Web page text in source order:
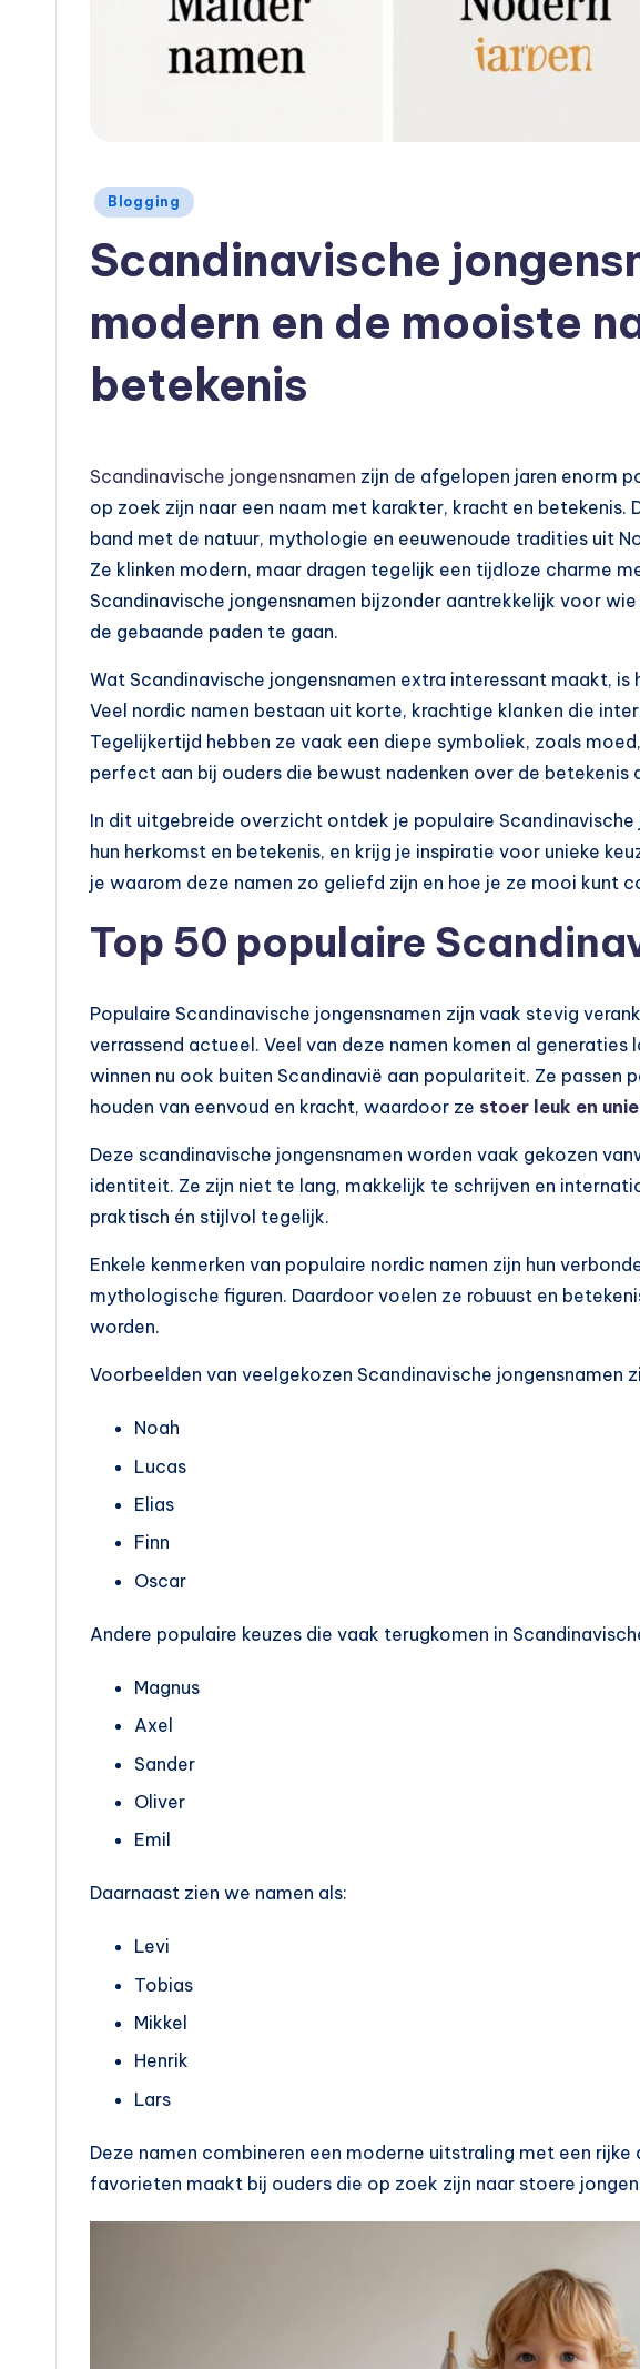
Geplaatst
Blogging
Scandinavische
modern en de mooiste
betekenis
Scandinavische jongensnamen zijn de afgelopen jaren enorm
op zoek zijn naar een naam met karakter, kracht en betekenis.
band met de natuur, mythologie en eeuwenoude tradities uit
Ze klinken modern, maar dragen tegelijk een tijdloze charme
Scandinavische jongensnamen bijzonder aantrekkelijk voor
de gebaande paden te gaan.
Wat Scandinavische jongensnamen extra interessant maakt, is
Veel nordic namen bestaan uit korte, krachtige klanken die
Tegelijkertijd hebben ze vaak een diepe symboliek, zoals
perfect aan bij ouders die bewust nadenken over de betekenis
In dit uitgebreide overzicht ontdek je populaire
hun herkomst en betekenis, en krijg je inspiratie voor unieke
je waarom deze namen zo geliefd zijn en hoe je ze mooi kunt
Top 50 populaire
Populaire Scandinavische jongensnamen zijn vaak stevig
verrassend actueel. Veel van deze namen komen al generaties
winnen nu ook buiten Scandinavië aan populariteit. Ze passen
houden van eenvoud en kracht, waardoor ze stoer leuk en
Deze scandinavische jongensnamen worden vaak gekozen
identiteit. Ze zijn niet te lang, makkelijk te schrijven en
praktisch én stijlvol tegelijk.
Enkele kenmerken van populaire nordic namen zijn hun
mythologische figuren. Daardoor voelen ze robuust en
worden.
Voorbeelden van veelgekozen Scandinavische jongensnamen
Noah
Lucas
Elias
Finn
Oscar
Andere populaire keuzes die vaak terugkomen in
Magnus
Axel
Sander
Oliver
Emil
Daarnaast zien we namen als:
Levi
Tobias
Mikkel
Henrik
Lars
Deze namen combineren een moderne uitstraling met een
favorieten maakt bij ouders die op zoek zijn naar stoere